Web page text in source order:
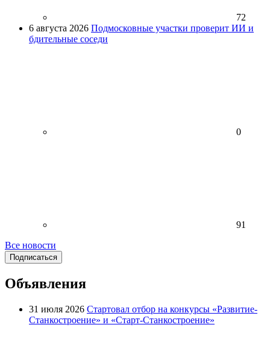
72
6 августа 2026 Подмосковные участки проверит ИИ и
бдительные соседи
0
91
Все новости
Подписаться
Объявления
31 июля 2026 Стартовал отбор на конкурсы «Развитие-
Станкостроение» и «Старт-Станкостроение»